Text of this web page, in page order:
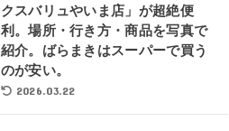
クスバリュやいま店」が超絶便
利。場所・行き方・商品を写真で
紹介。ばらまきはスーパーで買う
のが安い。
2026.03.22